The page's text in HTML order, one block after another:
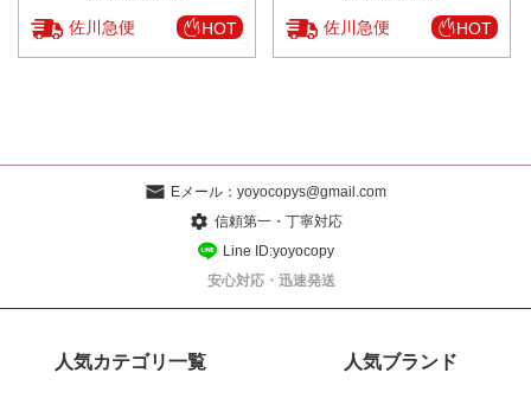
佐川急便 HOT 佐川急便 HOT
Eメール： yoyocopys@gmail.com
信頼第一・丁寧対応
Line ID:yoyocopy
安心対応・迅速発送
人気カテゴリ一覧 人気ブランド